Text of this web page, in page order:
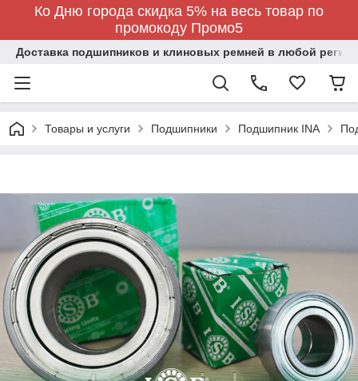
Ко Дню города скидка 5% на весь товар по
промокоду Промо5
Доставка подшипников и клиновых ремней в любой регион
Товары и услуги Подшипники Подшипник INA